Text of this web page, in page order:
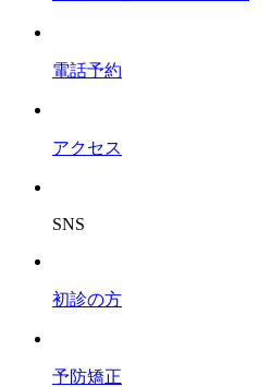
電話予約
アクセス
SNS
初診の方
予防矯正